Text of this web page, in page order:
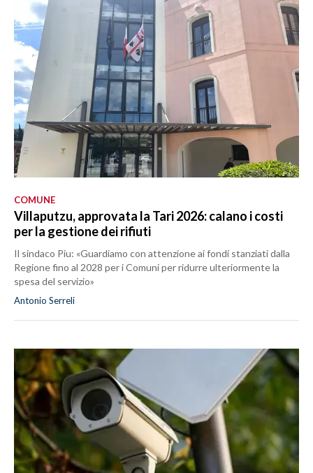
COMUNE
Villaputzu, approvata la Tari 2026: calano i costi
per la gestione dei rifiuti
Il sindaco Piu: «Guardiamo con attenzione ai fondi stanziati dalla
Regione fino al 2028 per i Comuni per ridurre ulteriormente la
spesa del servizio»
Antonio Serreli